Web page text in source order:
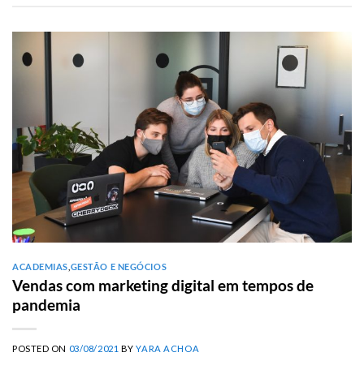
ACADEMIAS GESTÃO E NEGÓCIOS
Vendas com marketing digital em tempos de
pandemia
POSTED ON 03/08/2021 BYYARA ACHOA